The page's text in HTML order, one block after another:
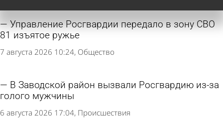
Управление Росгвардии передало в зону СВО
81 изъятое ружье
7 августа 2026 10:24 Общество
В Заводской район вызвали Росгвардию из-за
голого мужчины
6 августа 2026 17:04 Происшествия